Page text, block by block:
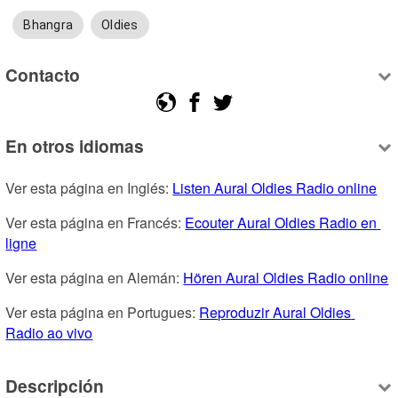
Bhangra Oldies
Contacto
En otros idiomas
Ver esta página en Inglés: Listen Aural Oldies Radio online
Ver esta página en Francés: Ecouter Aural Oldies Radio en
ligne
Ver esta página en Alemán: Hören Aural Oldies Radio online
Ver esta página en Portugues: Reproduzir Aural Oldies
Radio ao vivo
Descripción